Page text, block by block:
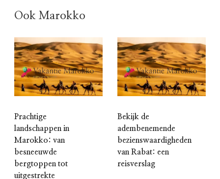
Ook Marokko
Prachtige
landschappen in
Marokko: van
besneeuwde
bergtoppen tot
uitgestrekte
Bekijk de
adembenemende
bezienswaardigheden
van Rabat: een
reisverslag